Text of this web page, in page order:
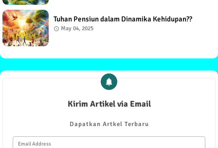
Tuhan Pensiun dalam Dinamika Kehidupan??
May 04, 2025
Kirim Artikel via Email
Dapatkan Artkel Terbaru